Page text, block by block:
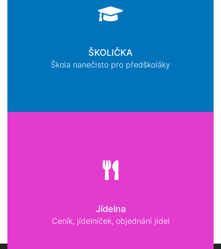
ŠKOLIČKA
Škola nanečisto pro předškoláky
Jídelna
Ceník, jídelníček, objednání jídel